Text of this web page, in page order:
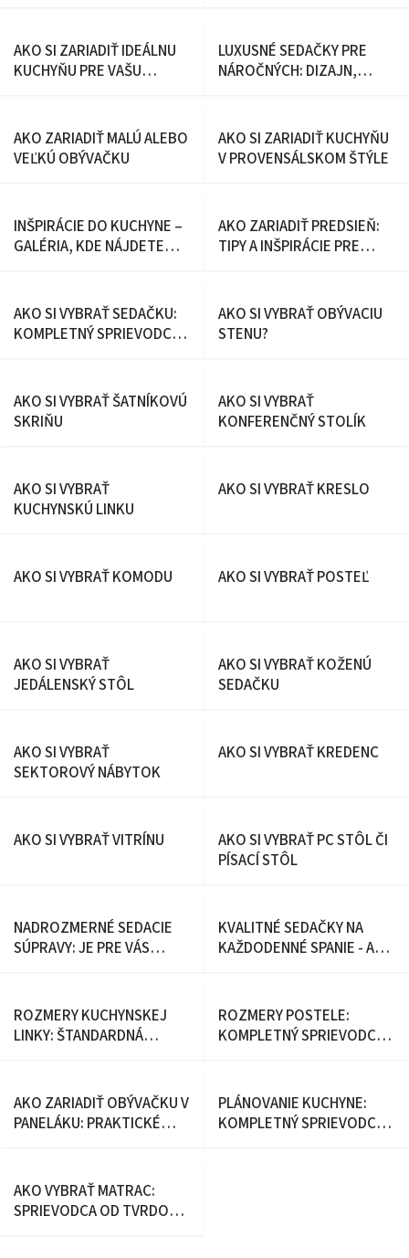
AKO SI ZARIADIŤ IDEÁLNU
KUCHYŇU PRE VAŠU
LUXUSNÉ SEDAČKY PRE
NÁROČNÝCH: DIZAJN,
AKO ZARIADIŤ MALÚ ALEBO
VEĽKÚ OBÝVAČKU
AKO SI ZARIADIŤ KUCHYŇU
V PROVENSÁLSKOM ŠTÝLE
INŠPIRÁCIE DO KUCHYNE –
GALÉRIA, KDE NÁJDETE
AKO ZARIADIŤ PREDSIEŇ:
TIPY A INŠPIRÁCIE PRE
AKO SI VYBRAŤ SEDAČKU:
KOMPLETNÝ SPRIEVODCA
AKO SI VYBRAŤ OBÝVACIU
STENU?
AKO SI VYBRAŤ ŠATNÍKOVÚ
SKRIŇU
AKO SI VYBRAŤ
KONFERENČNÝ STOLÍK
AKO SI VYBRAŤ
KUCHYNSKÚ LINKU
AKO SI VYBRAŤ KRESLO
AKO SI VYBRAŤ KOMODU AKO SI VYBRAŤ POSTEĽ
AKO SI VYBRAŤ
JEDÁLENSKÝ STÔL
AKO SI VYBRAŤ KOŽENÚ
SEDAČKU
AKO SI VYBRAŤ
SEKTOROVÝ NÁBYTOK
AKO SI VYBRAŤ KREDENC
AKO SI VYBRAŤ VITRÍNU
AKO SI VYBRAŤ PC STÔL ČI
PÍSACÍ STÔL
NADROZMERNÉ SEDACIE
SÚPRAVY: JE PRE VÁS
KVALITNÉ SEDAČKY NA
KAŽDODENNÉ SPANIE - AKO
ROZMERY KUCHYNSKEJ
LINKY: ŠTANDARDNÁ
ROZMERY POSTELE:
KOMPLETNÝ SPRIEVODCA
DOKONALÝ SPÁNOK
AKO ZARIADIŤ OBÝVAČKU V
PANELÁKU: PRAKTICKÉ
PLÁNOVANIE KUCHYNE:
KOMPLETNÝ SPRIEVODCA,
AKO VYBRAŤ MATRAC:
SPRIEVODCA OD TVRDOSTI